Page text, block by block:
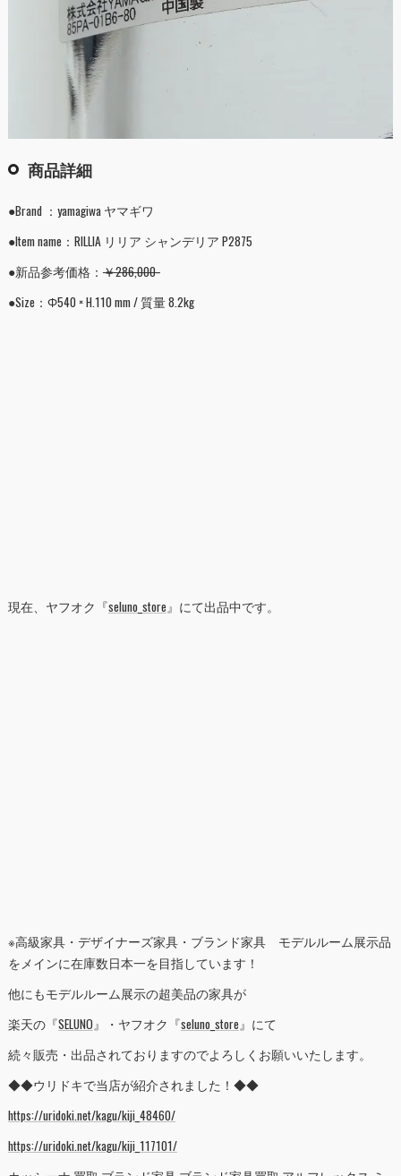
商品詳細
●Brand ：yamagiwa ヤマギワ
●Item name：RILLIA リリア シャンデリア P2875
●新品参考価格： ￥286,000-
●Size：Φ540 × H.110 mm / 質量 8.2kg
現在、ヤフオク『seluno_store』にて出品中です。
※高級家具・デザイナーズ家具・ブランド家具 モデルルーム展示品
をメインに在庫数日本一を目指しています！
他にもモデルルーム展示の超美品の家具が
楽天の『SELUNO』・ヤフオク『seluno_store』にて
続々販売・出品されておりますのでよろしくお願いいたします。
◆◆ウリドキで当店が紹介されました！◆◆
https://uridoki.net/kagu/kiji_48460/
https://uridoki.net/kagu/kiji_117101/